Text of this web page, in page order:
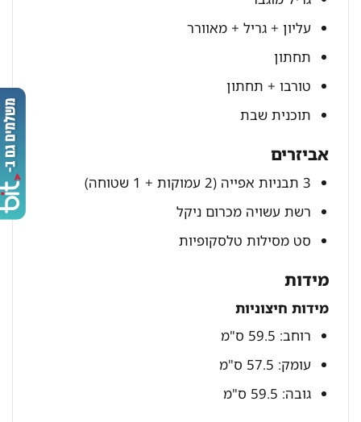
עליון + גריל + מאוורר
תחתון
טורבו + תחתון
תוכנית שבת
אביזרים
3 תבניות אפייה (2 עמוקות + 1 שטוחה)
רשת עשויה מכרום ניקל
סט מסילות טלסקופיות
מידות
מידות חיצוניות
רוחב: 59.5 ס"מ
עומק: 57.5 ס"מ
גובה: 59.5 ס"מ